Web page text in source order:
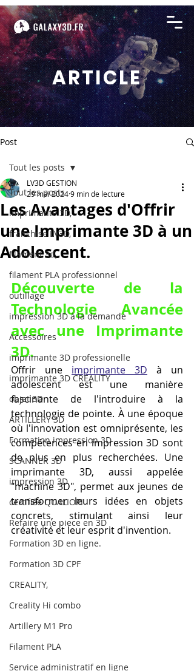
ARTICLE
Post
Tout les posts
imprimante 3D,
franchise LV3D,
filament 3d,
filament PLA professionnel
outillage
impression 3D à la demande
Accessoires
imprimante 3D professionelle
imprimante 3D CREALITY
objet 3D
ARTILLERY 3D
Formation impression 3D
SCANNER 3D
impression 3D
certifiée QUALIOPI
Refaire une piece en 3D
Formation 3D en ligne.
Formation 3D CPF
CREALITY,
Creality Hi combo
Artillery M1 Pro
Filament PLA
Service administratif en ligne
Tout les posts
Les Avantages d'Offrir
une Imprimante 3D à un
Adolescent.
LV3D GESTION
29 mai 20249 min de lecture
Découverte de la
Technologie Avancée
avec une Imprimante
3D.
Offrir une imprimante 3D à un
adolescent est une manière
fascinante de l'introduire à la
technologie de pointe. À une époque
où l'innovation est omniprésente, les
compétences en impression 3D sont
de plus en plus recherchées. Une
imprimante 3D, aussi appelée
"machine 3D", permet aux jeunes de
transformer leurs idées en objets
concrets, stimulant ainsi leur
créativité et leur esprit d'invention.